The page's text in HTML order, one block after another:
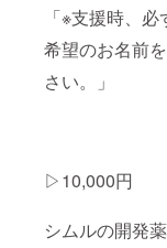
「※支援時、
希望のお名前
さい。」
▷10,000円
シムルの開発